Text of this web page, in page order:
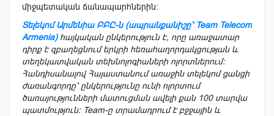
միջպետական ճանապարհներին:
Տելեկոմ Արմենիա ԲԲԸ-ն (ապրանքանիշը՝ Team Telecom
Armenia)հայկական ընկերություն է, որը առաջատար
դիրք է զբաղեցնում երկրի հեռահաղորդակցության և
տեղեկատվական տեխնոլոգիաների ոլորտներում։
Հանդիսանալով Հայաստանում առաջին տելեկոմ ցանցի
ժառանգորդը՝ ընկերությունը ունի ոլորտում
ծառայությունների մատուցման ավելի քան 100 տարվա
պատմություն։Team-ը տրամադրում է բջջային և